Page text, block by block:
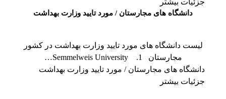
دانشگاه های مجارستان / مورد تایید وزارت بهداشت
لیست دانشگاه های مورد تایید وزارت بهداشت در کشور
مجارستان 1. Semmelweis University…
دانشگاه های مجارستان / مورد تایید وزارت بهداشت
جزئیات بیشتر